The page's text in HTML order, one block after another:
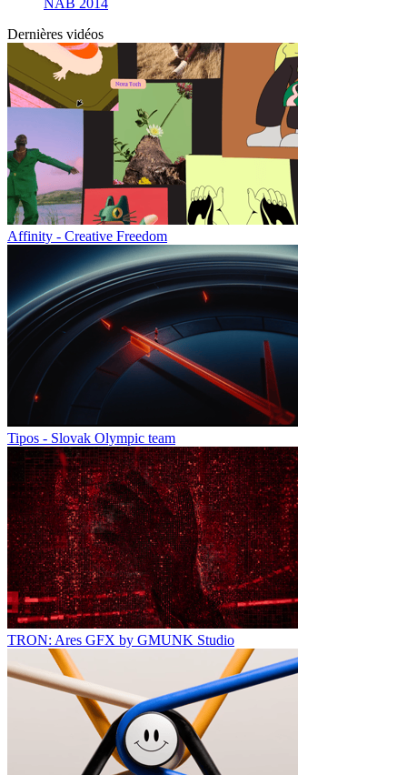
NAB 2014
Dernières vidéos
Affinity - Creative Freedom
Tipos - Slovak Olympic team
TRON: Ares GFX by GMUNK Studio